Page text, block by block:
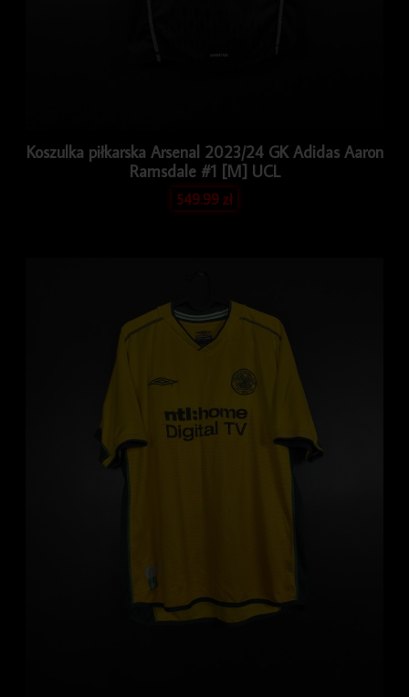
Koszulka piłkarska Arsenal 2023/24 GK Adidas Aaron
Ramsdale #1 [M] UCL
549.99zł